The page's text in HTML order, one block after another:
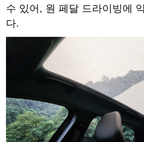
수 있어, 원 페달 드라이빙에
다.